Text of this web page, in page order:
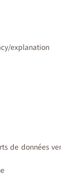
explanation
de données